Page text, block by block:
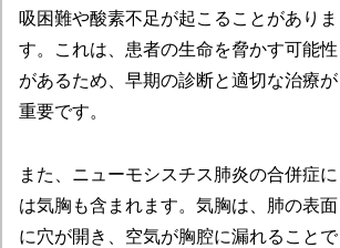
吸困難や酸素不足が起こることがありま
す。これは、患者の生命を脅かす可能性
があるため、早期の診断と適切な治療が
重要です。
また、ニューモシスチス肺炎の合併症に
は気胸も含まれます。気胸は、肺の表面
に穴が開き、空気が胸腔に漏れることで